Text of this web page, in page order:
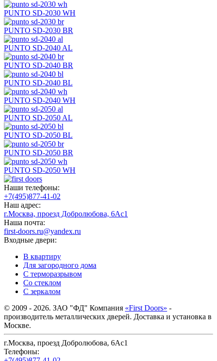
PUNTO SD-2030 WH
PUNTO SD-2030 BR
PUNTO SD-2040 AL
PUNTO SD-2040 BR
PUNTO SD-2040 BL
PUNTO SD-2040 WH
PUNTO SD-2050 AL
PUNTO SD-2050 BL
PUNTO SD-2050 BR
PUNTO SD-2050 WH
Наши телефоны:
+7(495)877-41-02
Наш адрес:
г.Москва, проезд Добролюбова, 6Ас1
Наша почта:
first-doors.ru@yandex.ru
Входные двери:
В квартиру
Для загородного дома
С терморазрывом
Со стеклом
С зеркалом
© 2009 - 2026. ЗАО "ФД" Компания «First Doors» -
производитель металлических дверей. Доставка и установка в
Москве.
г.Москва, проезд Добролюбова, 6Ас1
Телефоны: